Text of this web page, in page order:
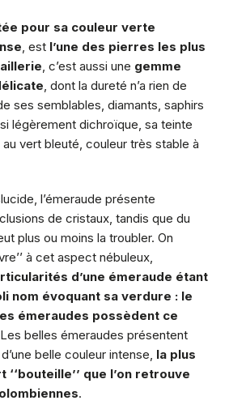
pour sa couleur verte
, est l’une des pierres les plus
, c’est aussi une gemme
, dont la dureté n’a rien de
ses semblables, diamants, saphirs
légèrement dichroïque, sa teinte
vert bleuté, couleur très stable à
l’émeraude présente
de cristaux, tandis que du
plus ou moins la troubler. On
à cet aspect nébuleux,
d’une émeraude étant
nom évoquant sa verdure : le
émeraudes possèdent ce
belles émeraudes présentent
belle couleur intense, la plus
que l’on retrouve
.